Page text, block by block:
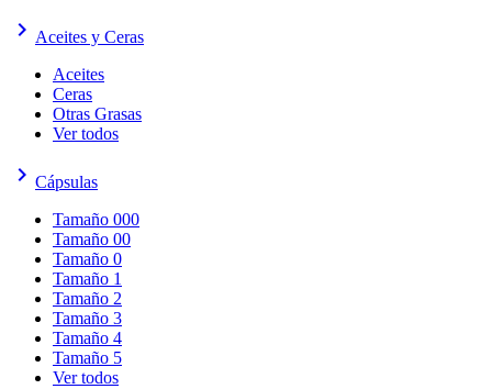
keyboard_arrow_right Aceites y Ceras
Aceites
Ceras
Otras Grasas
Ver todos
keyboard_arrow_right Cápsulas
Tamaño 000
Tamaño 00
Tamaño 0
Tamaño 1
Tamaño 2
Tamaño 3
Tamaño 4
Tamaño 5
Ver todos